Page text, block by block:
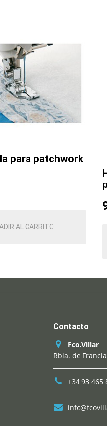
para patchwork
AL CARRITO
Contacto
Fco.Villar
Rbla. de
+34 93 465